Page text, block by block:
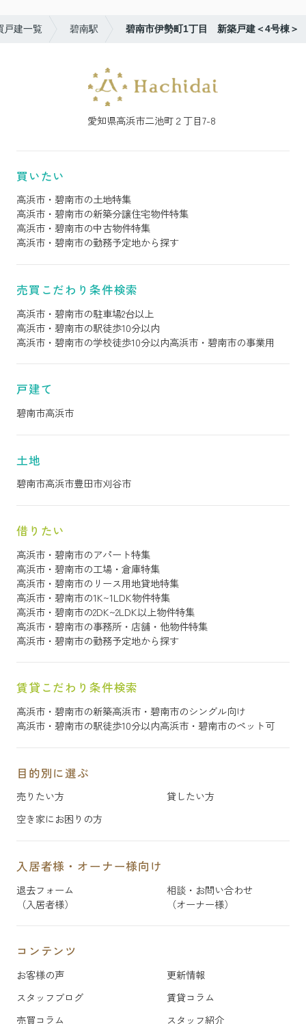
戸建一覧 碧南駅 碧南市伊勢町1丁目 新築戸建＜4号棟＞
愛知県高浜市二池町２丁目7-8
買いたい
高浜市・碧南市の土地特集
高浜市・碧南市の新築分譲住宅物件特集
高浜市・碧南市の中古物件特集
高浜市・碧南市の勤務予定地から探す
売買こだわり条件検索
高浜市・碧南市の駐車場2台以上
高浜市・碧南市の駅徒歩10分以内
高浜市・碧南市の学校徒歩10分以内高浜市・碧南市の事業用
戸建て
碧南市高浜市
土地
碧南市高浜市豊田市刈谷市
借りたい
高浜市・碧南市のアパート特集
高浜市・碧南市の工場・倉庫特集
高浜市・碧南市のリース用地貸地特集
高浜市・碧南市の1K~1LDK物件特集
高浜市・碧南市の2DK~2LDK以上物件特集
高浜市・碧南市の事務所・店舗・他物件特集
高浜市・碧南市の勤務予定地から探す
賃貸こだわり条件検索
高浜市・碧南市の新築高浜市・碧南市のシングル向け
高浜市・碧南市の駅徒歩10分以内高浜市・碧南市のペット可
目的別に選ぶ
売りたい方
貸したい方
空き家にお困りの方
入居者様・オーナー様向け
退去フォーム
（入居者様）
相談・お問い合わせ
（オーナー様）
コンテンツ
お客様の声
更新情報
スタッフブログ
賃貸コラム
売買コラム
スタッフ紹介